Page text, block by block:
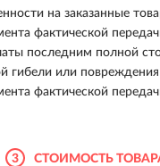
на заказанные
фактической
последним полной
гибели или
фактической
3 СТОИМОСТЬ